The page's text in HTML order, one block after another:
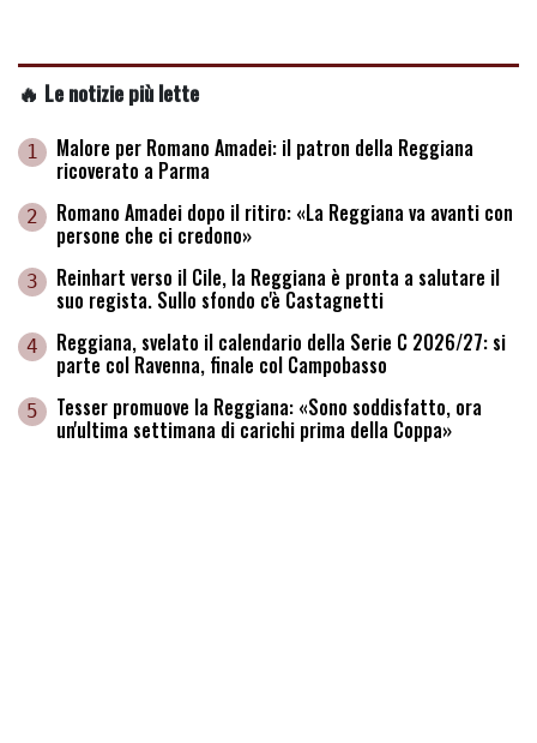
🔥 Le notizie più lette
1 Malore per Romano Amadei: il patron della Reggiana
ricoverato a Parma
2 Romano Amadei dopo il ritiro: «La Reggiana va avanti con
persone che ci credono»
3 Reinhart verso il Cile, la Reggiana è pronta a salutare il
suo regista. Sullo sfondo c'è Castagnetti
4 Reggiana, svelato il calendario della Serie C 2026/27: si
parte col Ravenna, finale col Campobasso
5 Tesser promuove la Reggiana: «Sono soddisfatto, ora
un'ultima settimana di carichi prima della Coppa»